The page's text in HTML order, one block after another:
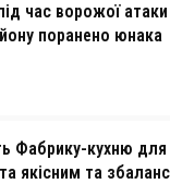
час ворожої
поранено юнака
Фабрику-кухню
якісним та